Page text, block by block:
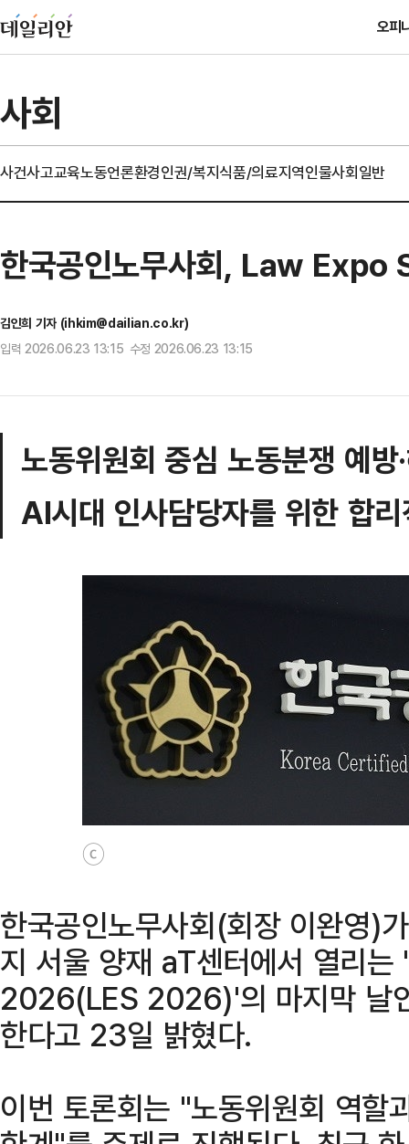
오피
사회
사건사고교육노동언론환경인권/복지식품/의료지역인물사회일반
한국공인노무사회, Law
김인희 기자 (ihkim@dailian.co.kr)
입력 2026.06.23 13:15 수정 2026.06.23 13:15
노동위원회 중심 노동분쟁 예방
AI시대 인사담당자를 위한 합
ⓒ
한국공인노무사회(회장 이완영)
지 서울 양재 aT센터에서 열리
2026(LES 2026)'의 마지막 날
한다고 23일 밝혔다.
이번 토론회는 "노동위원회 역할